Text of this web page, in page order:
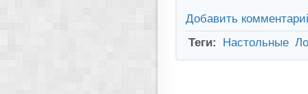
Добавить
Теги: Настольные